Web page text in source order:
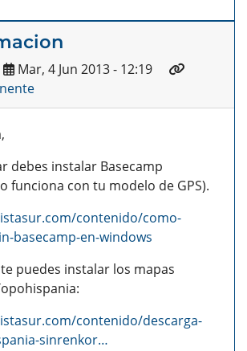
Mar, 4 Jun 2013 - 12:19
debes instalar Basecamp
funciona con tu modelo de GPS).
contenido/como-
basecamp-en-windows
puedes instalar los mapas
contenido/descarga-
sinrenkor…